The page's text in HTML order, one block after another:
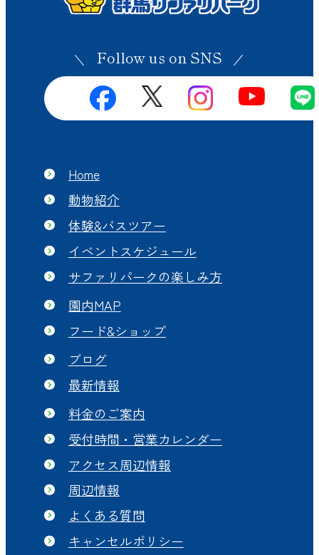
Follow us on SNS
Home
動物紹介
体験&バスツアー
イベントスケジュール
サファリパークの楽しみ方
園内MAP
フード&ショップ
ブログ
最新情報
料金のご案内
受付時間・営業カレンダー
アクセス周辺情報
周辺情報
よくある質問
キャンセルポリシー